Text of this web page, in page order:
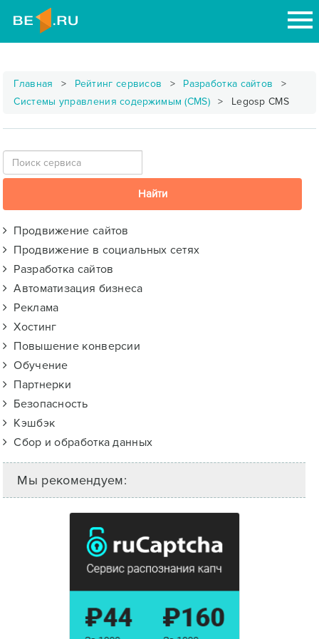
Главная Рейтинг сервисов
Разработка сайтов
Системы управления содержимым (CMS)
Legosp CMS
Продвижение сайтов
Продвижение в социальных сетях
Разработка сайтов
Автоматизация бизнеса
Реклама
Хостинг
Повышение конверсии
Обучение
Партнерки
Безопасность
Кэшбэк
Сбор и обработка данных
Мы рекомендуем: